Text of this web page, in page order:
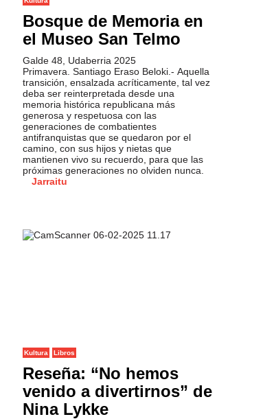
Bosque de Memoria en
el Museo San Telmo
Galde 48, Udaberria 2025
Primavera. Santiago Eraso Beloki.- Aquella
transición, ensalzada acríticamente, tal vez
deba ser reinterpretada desde una
memoria histórica republicana más
generosa y respetuosa con las
generaciones de combatientes
antifranquistas que se quedaron por el
camino, con sus hijos y nietas que
mantienen vivo su recuerdo, para que las
próximas generaciones no olviden nunca.
Jarraitu
Kultura Libros
Reseña: “No hemos
venido a divertirnos” de
Nina Lykke